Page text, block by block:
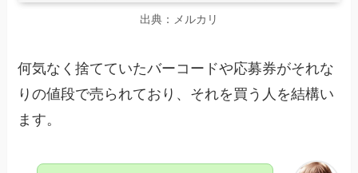
出典：メルカリ
何気なく捨てていたバーコードや応募券がそれな
りの値段で売られており、それを買う人を結構い
ます。